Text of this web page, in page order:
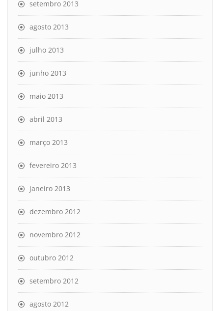
setembro 2013
agosto 2013
julho 2013
junho 2013
maio 2013
abril 2013
março 2013
fevereiro 2013
janeiro 2013
dezembro 2012
novembro 2012
outubro 2012
setembro 2012
agosto 2012